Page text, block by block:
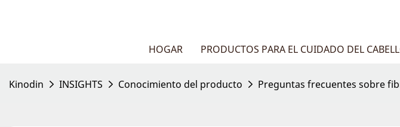
HOGAR PRODUCTOS PARA EL CUIDADO DEL
Kinodin INSIGHTS Conocimiento del producto Preguntas frecuentes sobre